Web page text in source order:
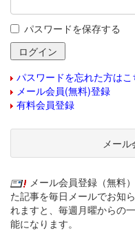
パスワードを保存する
パスワードを忘れた方はこ
メール会員(無料)登録
有料会員登録
メー
メール会員登録（無料
た記事を毎日メールでお知
れますと、毎週月曜からの
能になります。